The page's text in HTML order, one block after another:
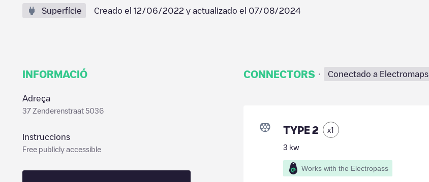
Superfície Creado el 12/06/2022 y actualizado el 07/08/2024
INFORMACIÓ
Adreça
37 Zenderenstraat 5036
Instruccions
Free publicly accessible
CONNECTORS · Conectado a Electromaps
TYPE 2 x1
3 kw
Works with the Electropass